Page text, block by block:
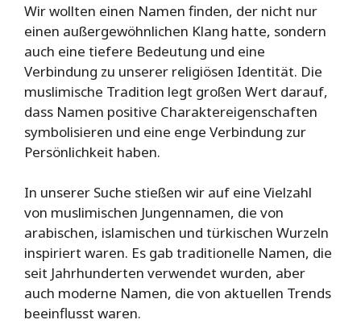
Wir wollten einen Namen finden, der nicht nur
einen außergewöhnlichen Klang hatte, sondern
auch eine tiefere Bedeutung und eine
Verbindung zu unserer religiösen Identität. Die
muslimische Tradition legt großen Wert darauf,
dass Namen positive Charaktereigenschaften
symbolisieren und eine enge Verbindung zur
Persönlichkeit haben.
In unserer Suche stießen wir auf eine Vielzahl
von muslimischen Jungennamen, die von
arabischen, islamischen und türkischen Wurzeln
inspiriert waren. Es gab traditionelle Namen, die
seit Jahrhunderten verwendet wurden, aber
auch moderne Namen, die von aktuellen Trends
beeinflusst waren.